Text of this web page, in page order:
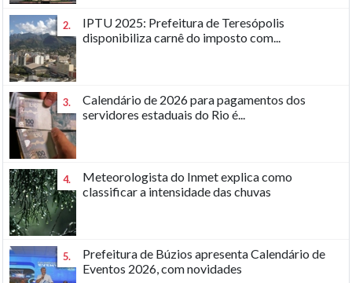
2.
IPTU 2025: Prefeitura de Teresópolis
disponibiliza carnê do imposto com...
3.
Calendário de 2026 para pagamentos dos
servidores estaduais do Rio é...
4.
Meteorologista do Inmet explica como
classificar a intensidade das chuvas
5.
Prefeitura de Búzios apresenta Calendário de
Eventos 2026, com novidades